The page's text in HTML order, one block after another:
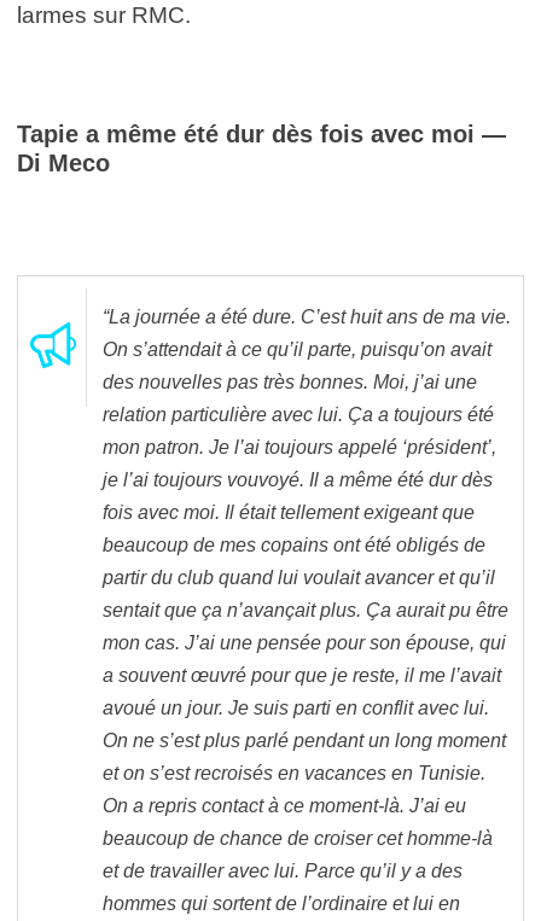
larmes sur RMC.
Tapie a même été dur dès fois avec moi —
Di Meco
“La journée a été dure. C’est huit ans de ma vie.
On s’attendait à ce qu’il parte, puisqu’on avait
des nouvelles pas très bonnes. Moi, j’ai une
relation particulière avec lui. Ça a toujours été
mon patron. Je l’ai toujours appelé ‘président’,
je l’ai toujours vouvoyé. Il a même été dur dès
fois avec moi. Il était tellement exigeant que
beaucoup de mes copains ont été obligés de
partir du club quand lui voulait avancer et qu’il
sentait que ça n’avançait plus. Ça aurait pu être
mon cas. J’ai une pensée pour son épouse, qui
a souvent œuvré pour que je reste, il me l’avait
avoué un jour. Je suis parti en conflit avec lui.
On ne s’est plus parlé pendant un long moment
et on s’est recroisés en vacances en Tunisie.
On a repris contact à ce moment-là. J’ai eu
beaucoup de chance de croiser cet homme-là
et de travailler avec lui. Parce qu’il y a des
hommes qui sortent de l’ordinaire et lui en